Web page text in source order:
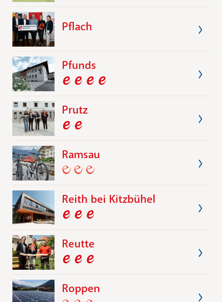
Pflach
Pfunds
Prutz
Ramsau
Reith bei Kitzbühel
Reutte
Roppen